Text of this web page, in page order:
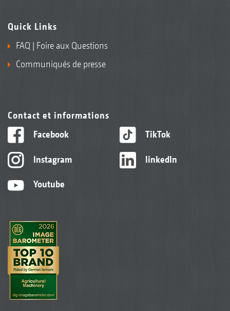
Quick Links
FAQ | Foire aux Questions
Communiqués de presse
Contact et informations
Facebook
Instagram
Youtube
TikTok
linkedIn